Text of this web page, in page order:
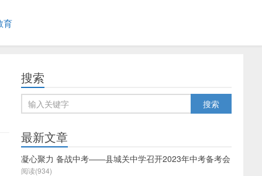
育
搜索
最新文章
凝心聚力 备战中考——县城关中学召开2023年中考备考会
阅读(934)